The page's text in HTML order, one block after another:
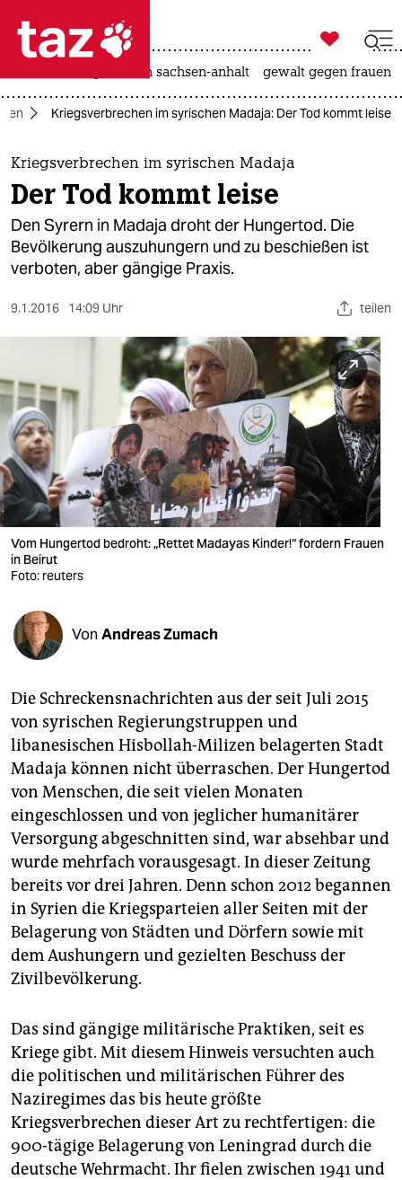
 taz zahl ich
taz zahl ich
themen
politik
öko
berlin
nord
wahrheit
verlag
verlag
shop
fragen & hilfe
unterstützen
abo
genossenschaft
epaper login

taz zahl ich
landtagswahl in sachsen-anhalt gewalt gegen frauen
Kriegsverbrechen im syrischen Madaja: Der Tod kommt leise
Kriegsverbrechen im syrischen Madaja
Der Tod kommt leise
Den Syrern in Madaja droht der Hungertod. Die
Bevölkerung auszuhungern und zu beschießen ist
verboten, aber gängige Praxis.
9.1.2016 14:09 Uhr teilen
Vom Hungertod bedroht: „Rettet Madayas Kinder!“ fordern Frauen
in Beirut
Foto: reuters
Von Andreas Zumach
Die Schreckensnachrichten aus der seit Juli 2015
von syrischen Regierungstruppen und
libanesischen Hisbollah-Milizen belagerten Stadt
Madaja können nicht überraschen. Der Hungertod
von Menschen, die seit vielen Monaten
eingeschlossen und von jeglicher humanitärer
Versorgung abgeschnitten sind, war absehbar und
wurde mehrfach vorausgesagt. In dieser Zeitung
bereits vor drei Jahren. Denn schon 2012 begannen
in Syrien die Kriegsparteien aller Seiten mit der
Belagerung von Städten und Dörfern sowie mit
dem Aushungern und gezielten Beschuss der
Zivilbevölkerung.
Das sind gängige militärische Praktiken, seit es
Kriege gibt. Mit diesem Hinweis versuchten auch
die politischen und militärischen Führer des
Naziregimes das bis heute größte
Kriegsverbrechen dieser Art zu rechtfertigen: die
900-tägige Belagerung von Leningrad durch die
deutsche Wehrmacht. Ihr fielen zwischen 1941 und